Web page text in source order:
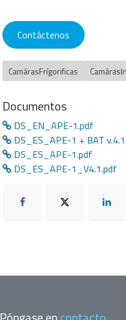
Contáctenos
CamárasFrígorificas
Documentos
DS_EN_APE-1.pdf
DS_ES_APE-1 + BAT
DS_ES_APE-1.pdf
DS_ES_APE-1_V4.1.pdf